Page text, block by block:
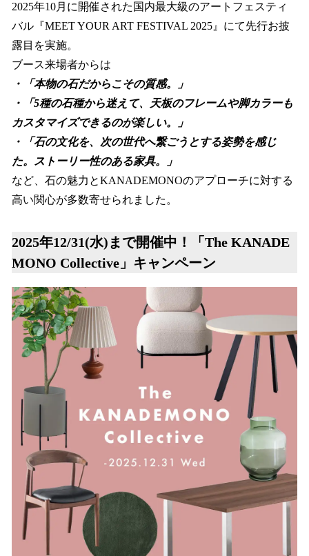
2025年10月に開催された国内最大級のアートフェスティ
バル『MEET YOUR ART FESTIVAL 2025』にて先行お披
露目を実施。
ブース来場者からは
・「本物の石だからこその質感。」
・「5種の石種から迷えて、天板のフレームや脚カラーも
カスタマイズできるのが楽しい。」
・「石の文化を、次の世代へ繋ごうとする姿勢を感じ
た。ストーリー性のある家具。」
など、石の魅力とKANADEMONOのアプローチに対する
高い関心が多数寄せられました。
2025年12/31(水)まで開催中！「The KANADE
MONO Collective」キャンペーン